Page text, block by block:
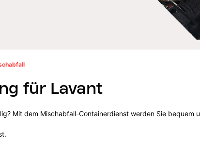
für Lavant
Mit dem Mischabfall-Containerdienst werden Sie bequem